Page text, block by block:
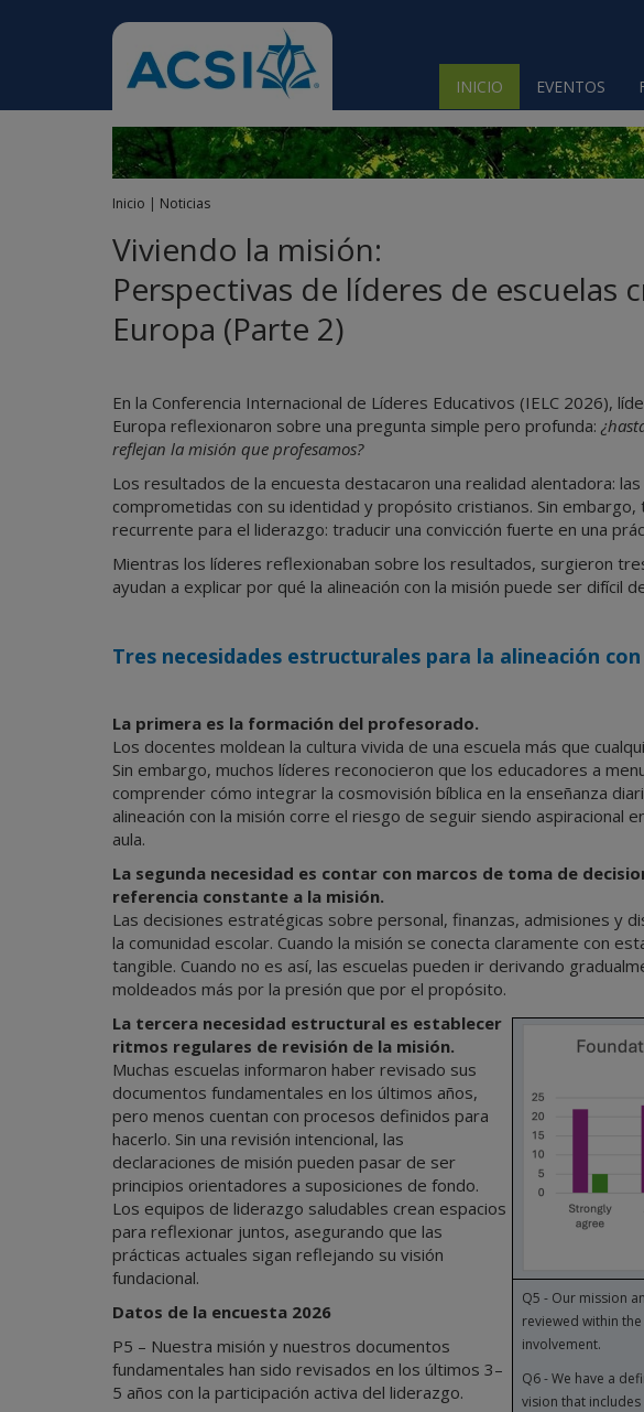
INICIO EVENTOS
Inicio | Noticias
Viviendo la misión:
Perspectivas de líderes de escuelas
Europa (Parte 2)
En la Conferencia Internacional de Líderes Educativos (IELC 2026),
Europa reflexionaron sobre una pregunta simple pero profunda:
reflejan la misión que profesamos?
Los resultados de la encuesta destacaron una realidad alentadora:
comprometidas con su identidad y propósito cristianos. Sin
recurrente para el liderazgo: traducir una convicción fuerte en una
Mientras los líderes reflexionaban sobre los resultados, surgieron
ayudan a explicar por qué la alineación con la misión puede ser difícil
Tres necesidades estructurales para la alineación
La primera es la formación del profesorado.
Los docentes moldean la cultura vivida de una escuela más que
Sin embargo, muchos líderes reconocieron que los educadores a
comprender cómo integrar la cosmovisión bíblica en la enseñanza
alineación con la misión corre el riesgo de seguir siendo aspiracional
aula.
La segunda necesidad es contar con marcos de toma de
referencia constante a la misión.
Las decisiones estratégicas sobre personal, finanzas, admisiones y
la comunidad escolar. Cuando la misión se conecta claramente con
tangible. Cuando no es así, las escuelas pueden ir derivando
moldeados más por la presión que por el propósito.
Q5 - Our mission
reviewed within
involvement.
Q6 - We have a
vision that
La tercera necesidad estructural es establecer
ritmos regulares de revisión de la misión.
Muchas escuelas informaron haber revisado sus
documentos fundamentales en los últimos años,
pero menos cuentan con procesos definidos para
hacerlo. Sin una revisión intencional, las
declaraciones de misión pueden pasar de ser
principios orientadores a suposiciones de fondo.
Los equipos de liderazgo saludables crean espacios
para reflexionar juntos, asegurando que las
prácticas actuales sigan reflejando su visión
fundacional.
Datos de la encuesta 2026
P5 – Nuestra misión y nuestros documentos
fundamentales han sido revisados en los últimos 3–
5 años con la participación activa del liderazgo.